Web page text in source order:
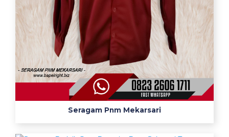
Seragam Pnm Mekarsari